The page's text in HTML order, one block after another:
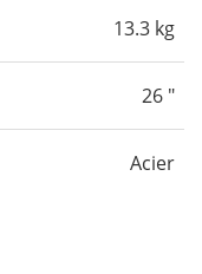
13.3 kg
26 "
Acier